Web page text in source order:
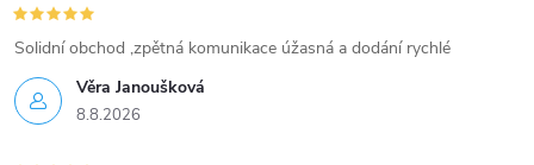
Věra Janoušková
8.8.2026
Solidní obchod ,zpětná komunikace úžasná a dodání rychlé